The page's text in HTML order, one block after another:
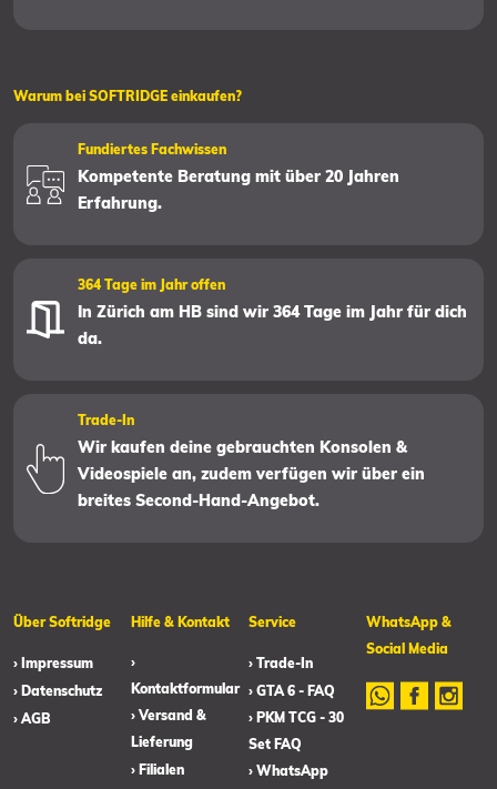
Warum bei SOFTRIDGE einkaufen?
Fundiertes Fachwissen
Kompetente Beratung mit über 20 Jahren
Erfahrung.
364 Tage im Jahr offen
In Zürich am HB sind wir 364 Tage im Jahr für dich
da.
Trade-In
Wir kaufen deine gebrauchten Konsolen &
Videospiele an, zudem verfügen wir über ein
breites Second-Hand-Angebot.
Über Softridge
› Impressum
› Datenschutz
› AGB
Hilfe & Kontakt
›
Kontaktformular
› Versand &
Lieferung
› Filialen
Service
› Trade-In
› GTA 6 - FAQ
› PKM TCG - 30
Set FAQ
› WhatsApp
WhatsApp &
Social Media